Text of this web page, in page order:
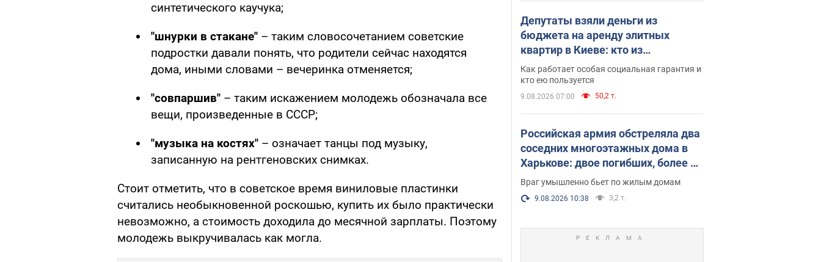
синтетического каучука;
"шнурки в стакане" – таким словосочетанием советские
подростки давали понять, что родители сейчас находятся
дома, иными словами – вечеринка отменяется;
"совпаршив" – таким искажением молодежь обозначала все
вещи, произведенные в СССР;
"музыка на костях" – означает танцы под музыку,
записанную на рентгеновских снимках.
Стоит отметить, что в советское время виниловые пластинки
считались необыкновенной роскошью, купить их было практически
невозможно, а стоимость доходила до месячной зарплаты. Поэтому
молодежь выкручивалась как могла.
Депутаты взяли деньги из
бюджета на аренду элитных
квартир в Киеве: кто из
парламентариев просил средства
и где поселился
Как работает особая социальная гарантия и
кто ею пользуется
9.08.2026 07:00 50,2 т.
Российская армия обстреляла два
соседних многоэтажных дома в
Харькове: двое погибших, более 20
пострадавших
Враг умышленно бьет по жилым домам
9.08.2026 10:38 3,2 т.